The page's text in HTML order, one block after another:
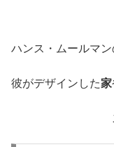
ハンス・ムールマン
彼がデザインした家